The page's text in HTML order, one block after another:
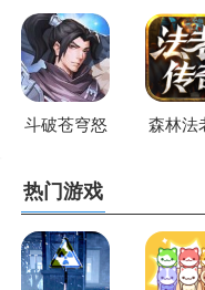
斗破苍穹怒
森林法
热门游戏